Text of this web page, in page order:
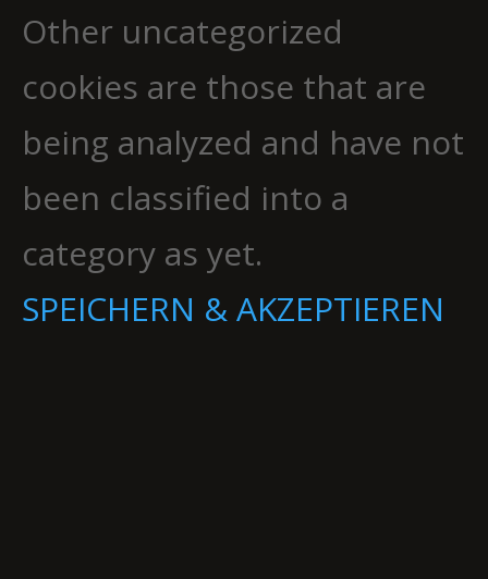
Other uncategorized
cookies are those that are
being analyzed and have not
been classified into a
category as yet.
SPEICHERN & AKZEPTIEREN